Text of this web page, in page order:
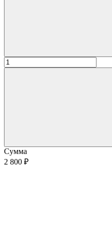
Сумма
2 800 ₽